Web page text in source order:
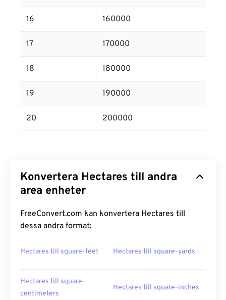
16 160000
17 170000
18 180000
19 190000
20 200000
Konvertera Hectares till andra
area enheter
FreeConvert.com kan konvertera Hectares till
dessa andra format:
Hectares till square-feet Hectares till square-yards
Hectares till square-
centimeters
Hectares till square-inches